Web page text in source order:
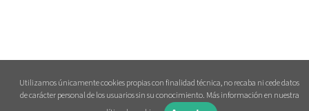
Utilizamos únicamente cookies propias con finalidad técnica, no recaba ni cede datos
de carácter personal de los usuarios sin su conocimiento. Más información en nuestra